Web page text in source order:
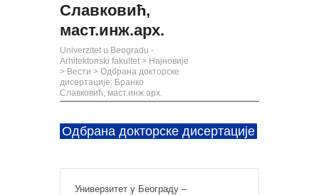
Славковић,
маст.инж.арх.
Univerzitet u Beogradu -
Arhitektonski fakultet > Најновије
> Вести > Одбрана докторске
дисертације: Бранко
Славковић, маст.инж.арх.
Одбрана докторске дисертације
Универзитет у Београду –